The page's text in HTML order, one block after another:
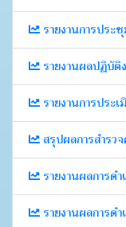
รายงานการประ
รายงานผลปฏิบัติ
รายงานการประ
สรุปผลการสำรว
รายงานผลการด
รายงานผลการด